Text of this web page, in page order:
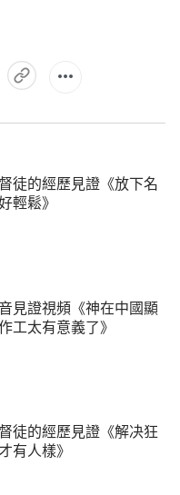
文雅感到孤獨、無
個家。
接踵而來：媽媽突發
無力擔負家庭的重
絕……
神
只有來到神面前才有
語的安慰下，她們母
文雅真實體嘗到了神
的溫暖，來到了真正
徒的經歷見證《放下名
輕鬆》
見證視頻《神在中國顯
工太有意義了》
徒的經歷見證《解决狂
有人樣》